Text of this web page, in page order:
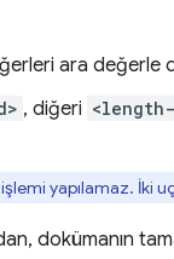
ara değerle
, diğeri
yapılamaz. İki
dokümanın